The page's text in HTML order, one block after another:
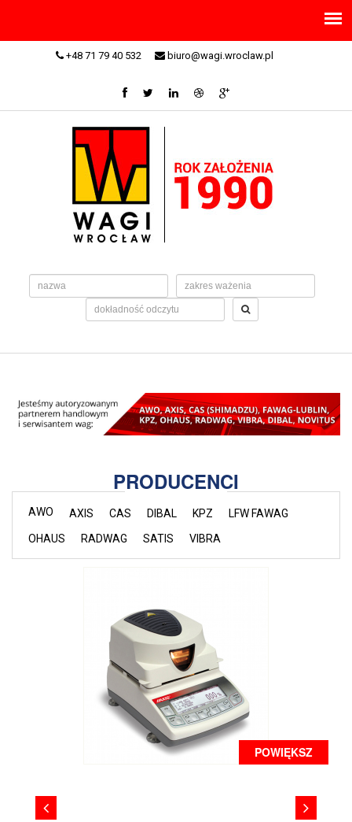
+48 71 79 40 532 biuro@wagi.wroclaw.pl
PRODUCENCI
AWO AXIS CAS DIBAL KPZ
LFW FAWAG
OHAUS
RADWAG SATIS VIBRA
POWIĘKSZ